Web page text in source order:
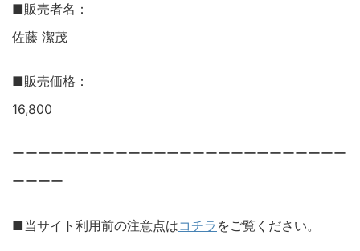
■販売者名：
佐藤 潔茂
■販売価格：
16,800
ーーーーーーーーーーーーーーーーーーーーーーーーーー
ーーーー
■当サイト利用前の注意点はコチラ をご覧ください。